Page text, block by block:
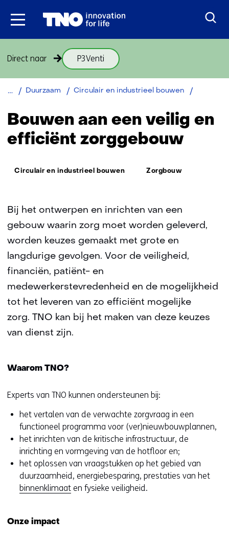
Ga
Sla
navigatie
(onderwerpen
Veilig
en
efficiënt
Direct naar P3Venti
Terug
navigatie
(onderwerpen
onder
thema
en
Duurzaam Circulair en industrieel bouwen
Bouwen aan een veilig en
efficiënt zorggebouw
Thema:
Circulair en industrieel bouwen Zorgbouw
Bij het ontwerpen en inrichten van een
gebouw waarin zorg moet worden geleverd,
worden keuzes gemaakt met grote en
langdurige gevolgen. Voor de veiligheid,
financiën, patiënt- en
medewerkerstevredenheid en de mogelijkheid
tot het leveren van zo efficiënt mogelijke
zorg. TNO kan bij het maken van deze keuzes
van dienst zijn.
Waarom TNO?
Experts van TNO kunnen ondersteunen bij:
het vertalen van de verwachte zorgvraag in een
functioneel programma voor (ver)nieuwbouwplannen,
het inrichten van de kritische infrastructuur, de
inrichting en vormgeving van de hotfloor en;
het oplossen van vraagstukken op het gebied van
duurzaamheid, energiebesparing, prestaties van het
binnenklimaat en fysieke veiligheid.
Onze impact